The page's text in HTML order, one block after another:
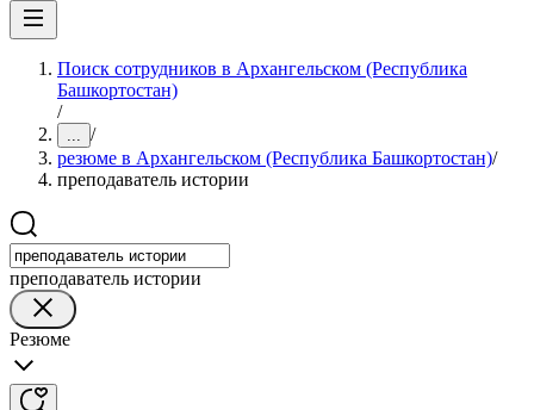
Поиск сотрудников в Архангельском (Республика
Башкортостан)
/
... /
резюме в Архангельском (Республика Башкортостан)/
преподаватель истории
преподаватель истории
Резюме